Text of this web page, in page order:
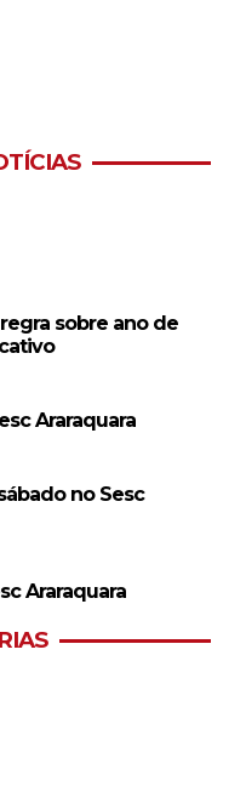
sobre ano de
Araraquara
no Sesc
Araraquara